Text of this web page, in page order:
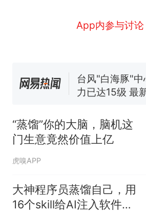
App内参与讨论
来源：参考消息
笔试第一被第二
已叫停招聘，
核查
台风"白海豚"
力已达15级 最
因老师一句“跟
人生
“蒸馏”你的大脑，脑机这
门生意竟然价值上亿
虎嗅APP
大神程序员蒸馏自己，用
16个skill给AI注入软件工